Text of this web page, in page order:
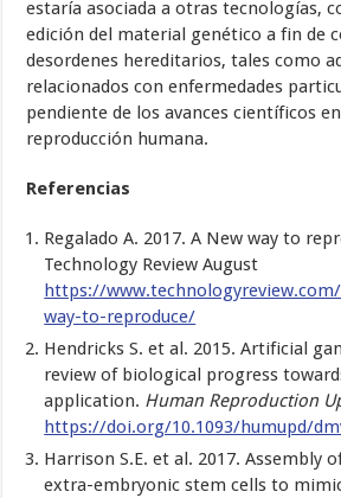
estaría asociada a otras tecnologías,
edición del material genético a fin de
desordenes hereditarios, tales como
relacionados con enfermedades
pendiente de los avances científicos
reproducción humana.
Referencias
Regalado A. 2017. A New way to
Technology Review August
https://
way-to-reproduce/
Hendricks S. et al. 2015. Artificial
review of biological progress
application. Human Reproduction
https://doi.org/10.1093/humupd/
Harrison S.E. et al. 2017. Assembly
extra-embryonic stem cells to